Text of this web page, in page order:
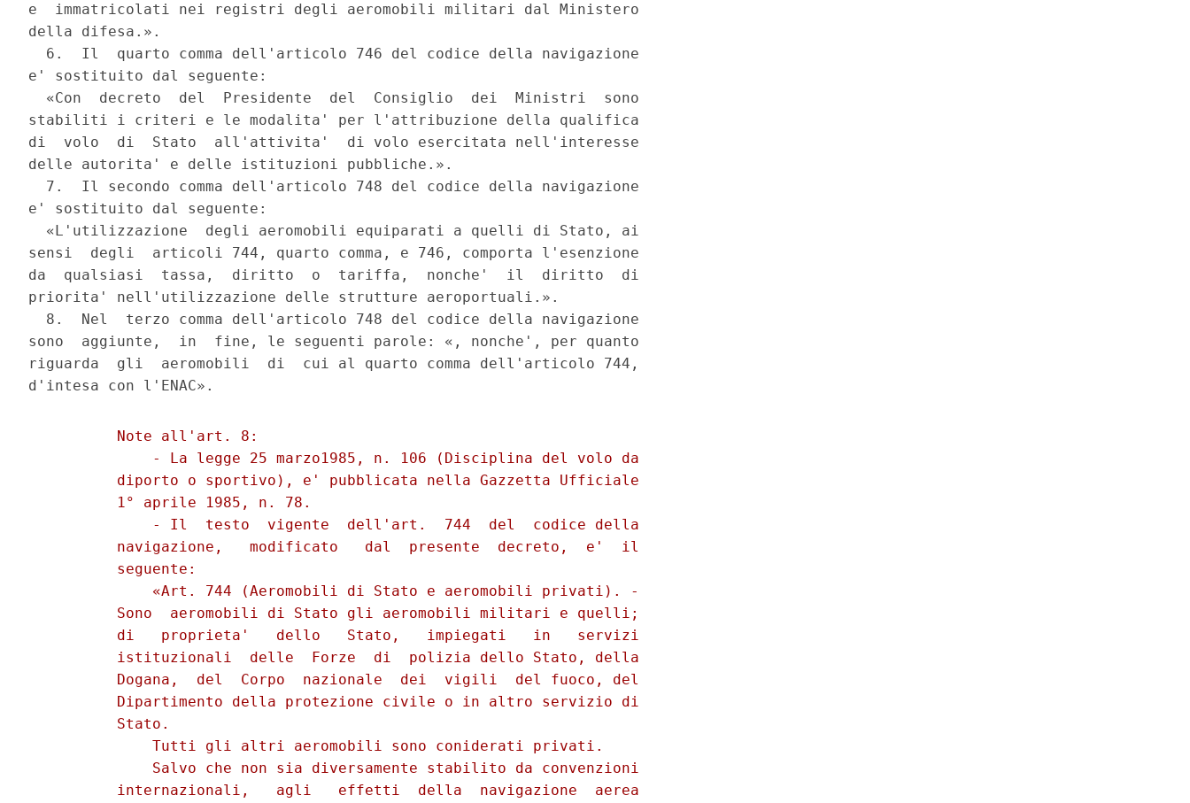
e  immatricolati nei registri degli aeromobili militari dal Ministero
della difesa.».
  6.  Il  quarto comma dell'articolo 746 del codice della navigazione
e' sostituito dal seguente:
  «Con  decreto  del  Presidente  del  Consiglio  dei  Ministri  sono
stabiliti i criteri e le modalita' per l'attribuzione della qualifica
di  volo  di  Stato  all'attivita'  di volo esercitata nell'interesse
delle autorita' e delle istituzioni pubbliche.».
  7.  Il secondo comma dell'articolo 748 del codice della navigazione
e' sostituito dal seguente:
  «L'utilizzazione  degli aeromobili equiparati a quelli di Stato, ai
sensi  degli  articoli 744, quarto comma, e 746, comporta l'esenzione
da  qualsiasi  tassa,  diritto  o  tariffa,  nonche'  il  diritto  di
priorita' nell'utilizzazione delle strutture aeroportuali.».
  8.  Nel  terzo comma dell'articolo 748 del codice della navigazione
sono  aggiunte,  in  fine, le seguenti parole: «, nonche', per quanto
riguarda  gli  aeromobili  di  cui al quarto comma dell'articolo 744,
          Note all'art. 8:
              - La legge 25 marzo1985, n. 106 (Disciplina del volo da
          diporto o sportivo), e' pubblicata nella Gazzetta Ufficiale
          1° aprile 1985, n. 78.
              - Il  testo  vigente  dell'art.  744  del  codice della
          navigazione,   modificato   dal  presente  decreto,  e'  il
          seguente:
              «Art. 744 (Aeromobili di Stato e aeromobili privati). -
          Sono  aeromobili di Stato gli aeromobili militari e quelli;
          di   proprieta'   dello   Stato,   impiegati   in   servizi
          istituzionali  delle  Forze  di  polizia dello Stato, della
          Dogana,  del  Corpo  nazionale  dei  vigili  del fuoco, del
          Dipartimento della protezione civile o in altro servizio di
          Stato.
              Tutti gli altri aeromobili sono coniderati privati.
              Salvo che non sia diversamente stabilito da convenzioni
          internazionali,   agli   effetti  della  navigazione  aerea